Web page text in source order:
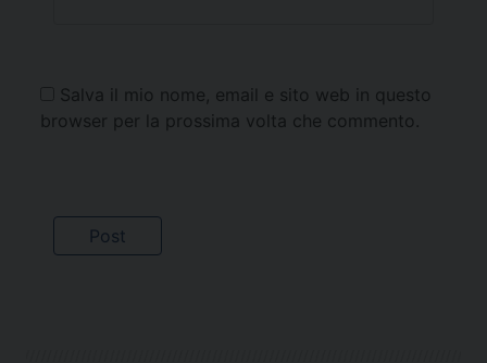
Salva il mio nome, email e sito web in questo
browser per la prossima volta che commento.